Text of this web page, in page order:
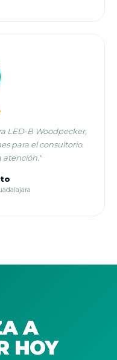
LED-B Woodpecker,
para el consultorio.
atención."
A
HOY